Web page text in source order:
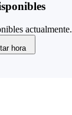
actualmente.
hora